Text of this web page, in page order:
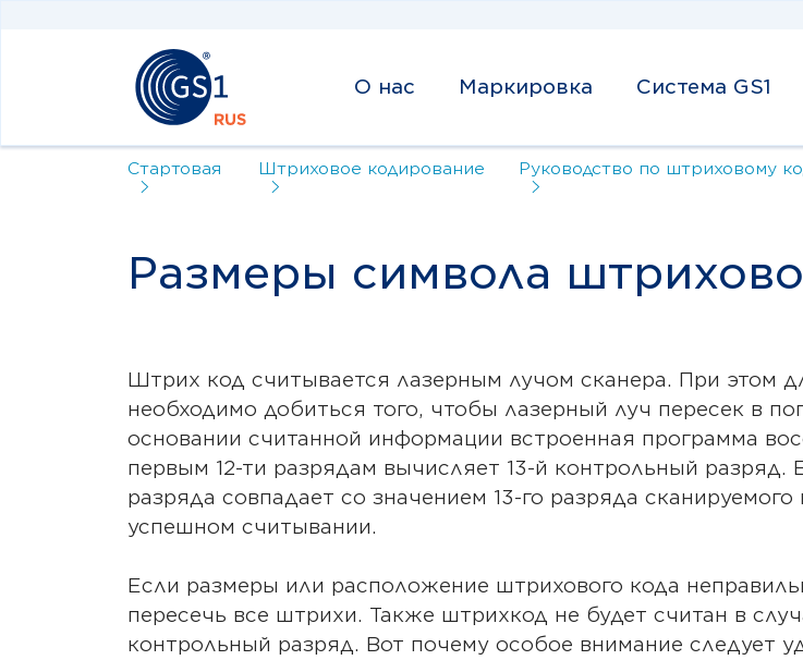
О нас Маркировка Система GS1
Стартовая Штриховое кодирование Руководство по штриховому
Размеры символа
Штрих код считывается лазерным лучом сканера. При этом
необходимо добиться того, чтобы лазерный луч пересек в
основании считанной информации встроенная программа
первым 12-ти разрядам вычисляет 13-й контрольный разряд.
разряда совпадает со значением 13-го разряда
успешном считывании.
Если размеры или расположение штрихового кода
пересечь все штрихи. Также штрихкод не будет считан в
контрольный разряд. Вот почему особое внимание следует